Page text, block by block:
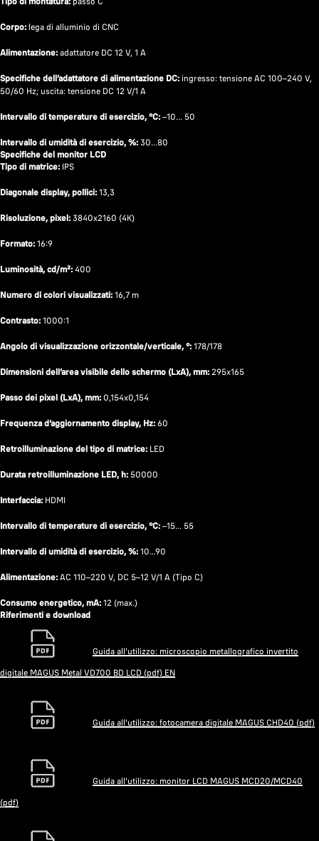
Corpo: lega di alluminio di CNC
Alimentazione: adattatore DC 12 V, 1 A
Specifiche dell’adattatore di alimentazione DC: ingresso: tensione AC 100–240 V,
50/60 Hz; uscita: tensione DC 12 V/1 A
Intervallo di temperature di esercizio, °C: –10... 50
Intervallo di umidità di esercizio, %: 30…80
Specifiche del monitor LCD
Tipo di matrice: IPS
Diagonale display, pollici: 13,3
Risoluzione, pixel: 3840x2160 (4K)
Formato: 16:9
Luminosità, cd/m²: 400
Numero di colori visualizzati: 16,7 m
Contrasto: 1000:1
Angolo di visualizzazione orizzontale/verticale, °: 178/178
Dimensioni dell’area visibile dello schermo (LxA), mm: 295x165
Passo dei pixel (LxA), mm: 0,154x0,154
Frequenza d’aggiornamento display, Hz: 60
Retroilluminazione del tipo di matrice: LED
Durata retroilluminazione LED, h: 50000
Interfaccia: HDMI
Intervallo di temperature di esercizio, °C: –15... 55
Intervallo di umidità di esercizio, %: 10…90
Alimentazione: AC 110–220 V, DC 5–12 V/1 A (Tipo C)
Consumo energetico, mA: 12 (max.)
Riferimenti e download
Guida all'utilizzo: microscopio metallografico invertito
digitale MAGUS Metal VD700 BD LCD (pdf) EN
Guida all'utilizzo: fotocamera digitale MAGUS CHD40 (pdf)
Guida all'utilizzo: monitor LCD MAGUS MCD20/MCD40
(pdf)